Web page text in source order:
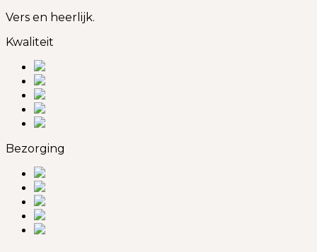
Vers en heerlijk.
Kwaliteit
Bezorging